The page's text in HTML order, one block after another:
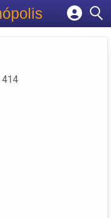
empresa
414